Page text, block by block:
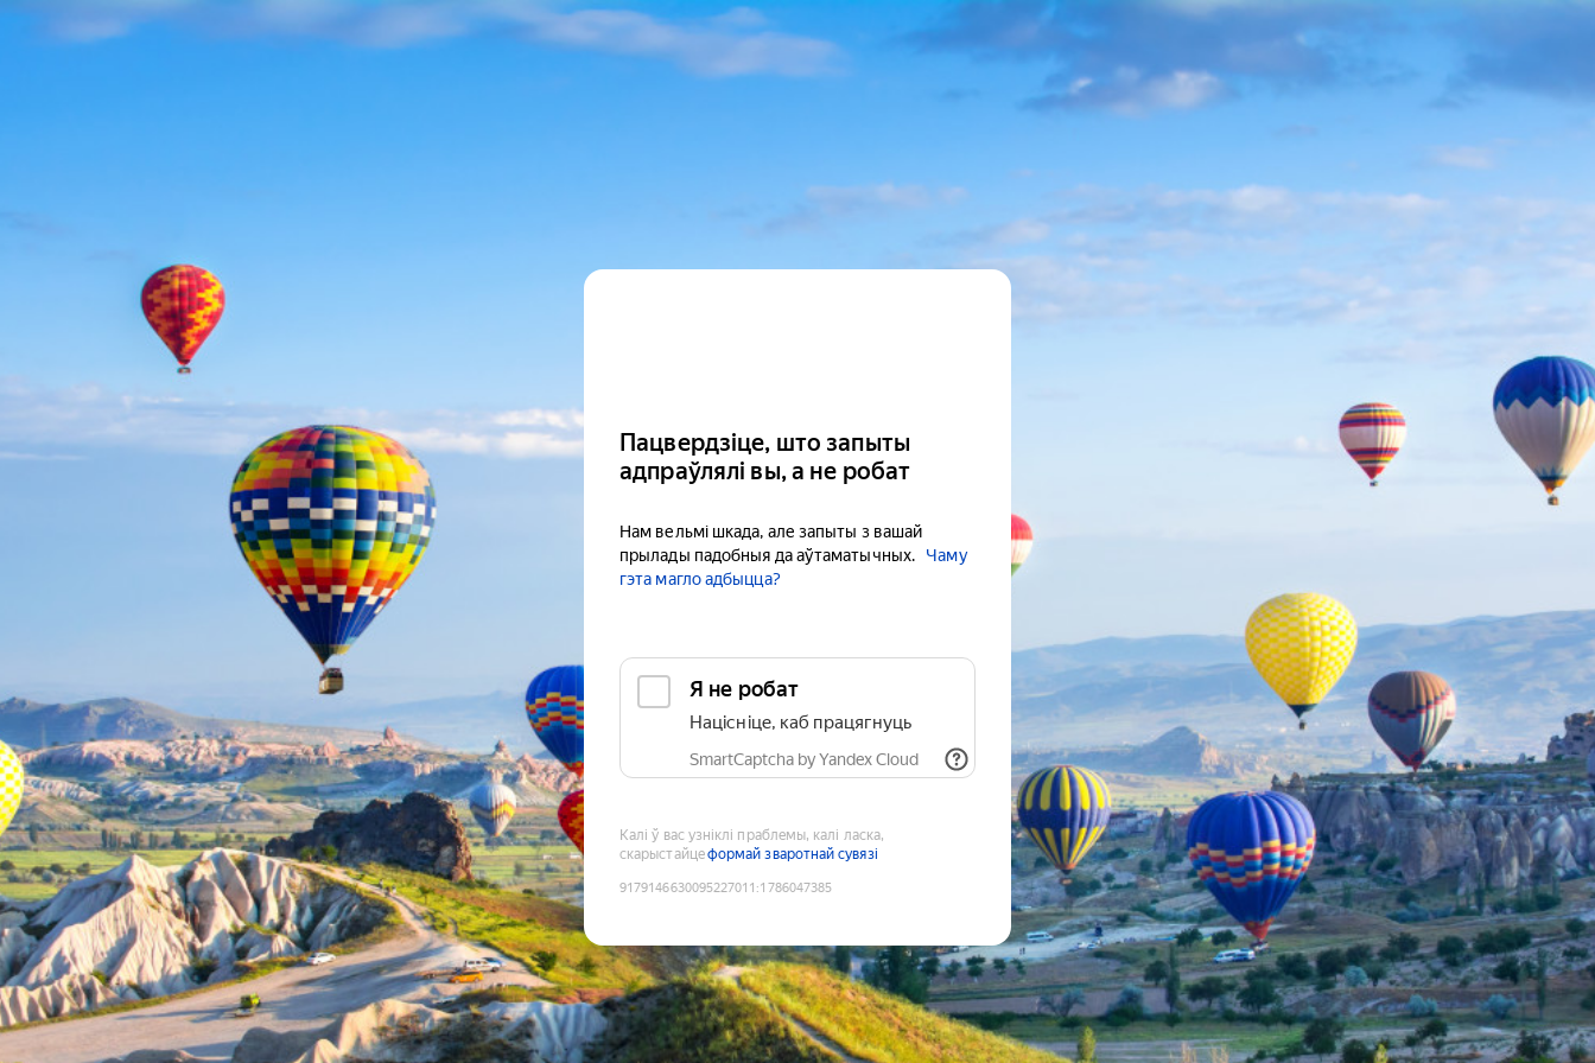
Пацвердзіце, што запыты
адпраўлялі вы, а не робат
Нам вельмі шкада, але запыты з вашай
прылады падобныя да аўтаматычных.
Чаму
гэта магло адбыцца?
Я не робат
Націсніце, каб працягнуць
SmartCaptcha by Yandex Cloud
Калі ў вас узніклі праблемы, калі ласка,
скарыстайцеформай зваротнай сувязі
9179146630095227011 :1786047385